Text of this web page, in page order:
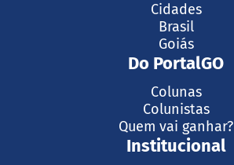
Cidades
Brasil
Goiás
Do PortalGO
Colunas
Colunistas
Quem vai ganhar?
Institucional